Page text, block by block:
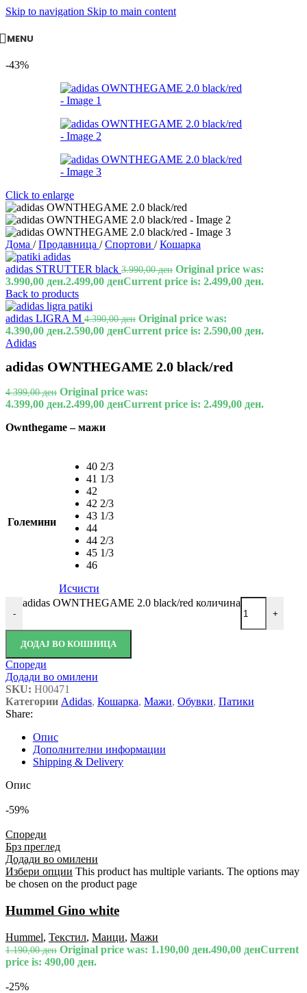
Skip to navigation Skip to main content
MENU
-43%
Click to enlarge
Дома / Продавница / Спортови / Кошарка
adidas STRUTTER black 3.990,00ден Original price was:
3.990,00 ден.2.499,00 денCurrent price is: 2.499,00 ден.
Back to products
adidas LIGRA M 4.390,00ден Original price was:
4.390,00 ден.2.590,00 денCurrent price is: 2.590,00 ден.
Adidas
adidas OWNTHEGAME 2.0 black/red
4.399,00ден Original price was:
4.399,00 ден.2.499,00 денCurrent price is: 2.499,00 ден.
Ownthegame – мажи
Големини
40 2/3
41 1/3
42
42 2/3
43 1/3
44
44 2/3
45 1/3
46
Исчисти
-
adidas OWNTHEGAME 2.0 black/red количина
+
ДОДАЈ ВО КОШНИЦА
Спореди
Додади во омилени
SKU: H00471
Категории Adidas, Кошарка, Мажи, Обувки, Патики
Share:
Опис
Дополнителни информации
Shipping & Delivery
Опис
-59%
Спореди
Брз преглед
Додади во омилени
Избери опции This product has multiple variants. The options may
be chosen on the product page
Hummel Gino white
Hummel, Текстил, Маици, Мажи
1.190,00ден Original price was: 1.190,00 ден.490,00 денCurrent
price is: 490,00 ден.
-25%